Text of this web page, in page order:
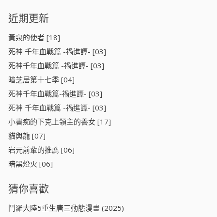
近期更新
黃泉的使者 [18]
死神 千年血戰篇 -禍進譚- [03]
死神千年血戰篇 -禍進譚- [03]
暗芝居第十七季 [04]
死神千年血戰篇-禍進譚- [03]
死神 千年血戰篇 -禍進譚- [03]
小書痴的下克上領主的養女 [17]
貓與龍 [07]
岩元前輩的推薦 [06]
暗黑燈火 [06]
猜你喜歡
鬥羅大陸5重生唐三動態漫畫 (2025)